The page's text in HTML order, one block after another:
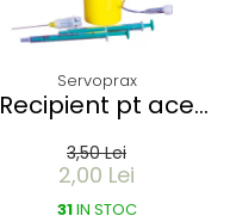
Servoprax
Recipient pt ace
de buzunar 150 ml
3,50 Lei
2,00 Lei
31IN STOC